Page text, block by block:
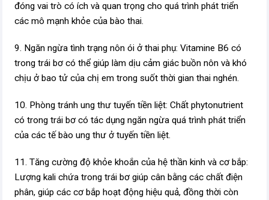
đóng vai trò có ích và quan trọng cho quá trình phát triển
các mô mạnh khỏe của bào thai.
9. Ngăn ngừa tình trạng nôn ói ở thai phụ: Vitamine B6 có
trong trái bơ có thể giúp làm dịu cảm giác buồn nôn và khó
chịu ở bao tử của chị em trong suốt thời gian thai nghén.
10. Phòng tránh ung thư tuyến tiền liệt: Chất phytonutrient
có trong trái bơ có tác dụng ngăn ngừa quá trình phát triển
của các tế bào ung thư ở tuyến tiền liệt.
11. Tăng cường độ khỏe khoắn của hệ thần kinh và cơ bắp:
Lượng kali chứa trong trái bơ giúp cân bằng các chất điện
phân, giúp các cơ bắp hoạt động hiệu quả, đồng thời còn